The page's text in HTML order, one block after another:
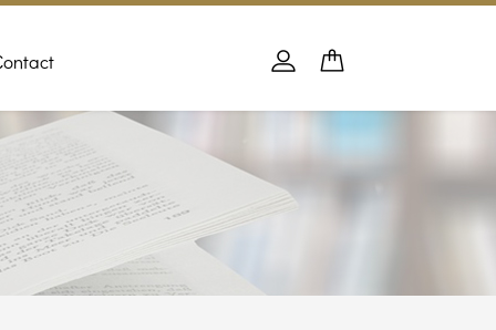
Panier
Se connecter
PANIER